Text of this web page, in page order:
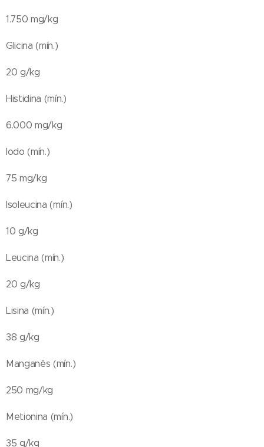
1.750 mg/kg
Glicina (mín.)
20 g/kg
Histidina (mín.)
6.000 mg/kg
Iodo (mín.)
75 mg/kg
Isoleucina (mín.)
10 g/kg
Leucina (mín.)
20 g/kg
Lisina (mín.)
38 g/kg
Manganês (mín.)
250 mg/kg
Metionina (mín.)
35 g/kg